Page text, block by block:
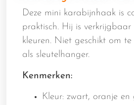
Deze mini karabijnhaak is
praktisch. Hij is verkrijgbaar
kleuren. Niet geschikt om
als sleutelhanger.
Kenmerken:
Kleur: zwart, oranje en